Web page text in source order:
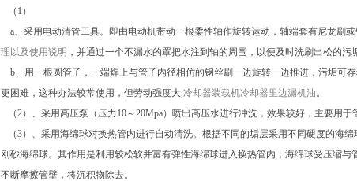
（1）
a、采用电动清管工具。即由电动机带动一根柔性轴作旋转运动，轴端套有尼龙刷
理以及使用说明 ，并通过一个不漏水的罩把水注到轴的周围，以便及时洗刷出松的污
b、用一根圆管子，一端焊上与管子内径相仿的钢丝刷一边旋转一边推进，污垢可
更困难，这种办法较常使用，但劳动强度大,冷却器装载机冷却器里边漏机油。
（2）、采用高压泵（压力10～20Mpa）喷出高压水进行冲洗，效果较好，主要用于
（3）、采用海绵球对换热管内进行自动清洗。根据不同的垢层采用不同硬度的海
刚砂海绵球。其作用是利用较松软并富有弹性海绵球进入换热管内，海绵球受压缩与
不断摩擦管壁，将沉积物除去。